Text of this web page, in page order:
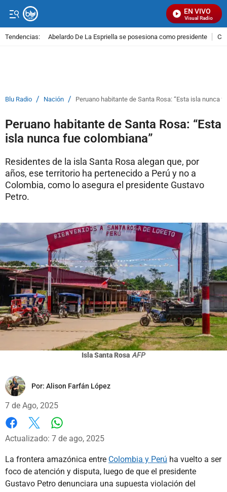
EN VIVO
Señal Visual Radio
Tendencias: Abelardo De La Espriella se posesiona como presidente
Blu Radio / Nación / Peruano habitante de Santa Rosa: “Esta isla nunca
Peruano habitante de Santa Rosa: “Esta
isla nunca fue colombiana”
Residentes de la isla Santa Rosa alegan que, por
años, ese territorio ha pertenecido a Perú y no a
Colombia, como lo asegura el presidente Gustavo
Petro.
Isla Santa Rosa AFP
Por: Alison Farfán López
7 de Ago, 2025
Facebook
X
Actualizado: 7 de ago, 2025
La frontera amazónica entre Colombia y Perú ha vuelto a ser
foco de atención y disputa, luego de que el presidente
Gustavo Petro denunciara una supuesta violación del